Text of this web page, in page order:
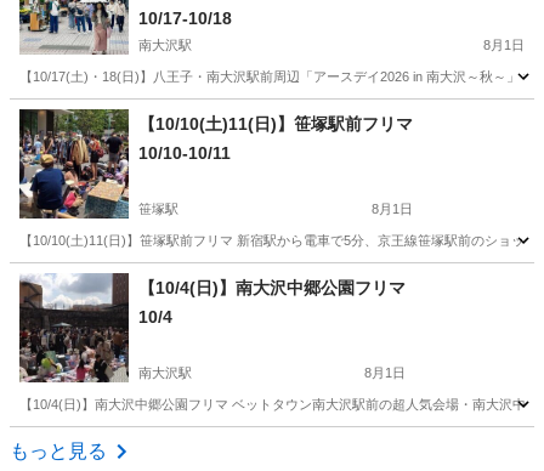
10/17-10/18
南大沢駅 8月1日
【10/17(土)・18(日)】八王子・南大沢駅前周辺「アースデイ2026 in 南大沢～秋～」
東京 八王子市 南大沢駅 フリーマーケット アースデイ
【10/10(土)11(日)】笹塚駅前フリマ
10/10-10/11
笹塚駅 8月1日
【10/10(土)11(日)】笹塚駅前フリマ 新宿駅から電車で5分、京王線笹塚駅前のショッ
東京 渋谷区 フリーマーケット フリマ
【10/4(日)】南大沢中郷公園フリマ
10/4
南大沢駅 8月1日
【10/4(日)】南大沢中郷公園フリマ ベットタウン南大沢駅前の超人気会場・南大沢
東京 八王子市
もっと見る